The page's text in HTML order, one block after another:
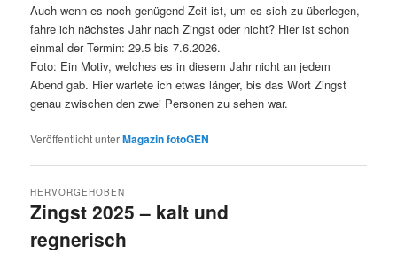
Auch wenn es noch genügend Zeit ist, um es sich zu überlegen,
fahre ich nächstes Jahr nach Zingst oder nicht? Hier ist schon
einmal der Termin: 29.5 bis 7.6.2026.
Foto: Ein Motiv, welches es in diesem Jahr nicht an jedem
Abend gab. Hier wartete ich etwas länger, bis das Wort Zingst
genau zwischen den zwei Personen zu sehen war.
Veröffentlicht unterMagazin fotoGEN
Zingst 2025 – kalt und
regnerisch
HERVORGEHOBEN